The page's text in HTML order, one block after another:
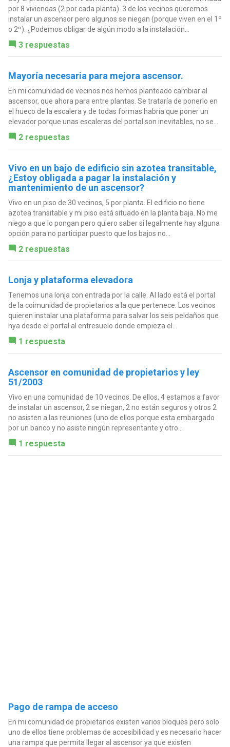
por 8 viviendas (2 por cada planta). 3 de los vecinos queremos
instalar un ascensor pero algunos se niegan (porque viven en el 1º
o 2º). ¿Podemos obligar de algún modo a la instalación...
3 respuestas
Mayoría necesaria para mejora ascensor.
En mi comunidad de vecinos nos hemos planteado cambiar al
ascensor, que ahora para entre plantas. Se trataría de ponerlo en
el hueco de la escalera y de todas formas habría que poner un
elevador porque unas escaleras del portal son inevitables, no se...
2 respuestas
Vivo en un bajo de edificio sin azotea transitable,
¿Estoy obligada a pagar la instalación y
mantenimiento de un ascensor?
Vivo en un piso de 30 vecinos, 5 por planta. El edificio no tiene
azotea transitable y mi piso está situado en la planta baja. No me
niego a que lo pongan pero quiero saber si legalmente hay alguna
opción para no participar puesto que los bajos no...
2 respuestas
Lonja y plataforma elevadora
Tenemos una lonja con entrada por la calle. Al lado está el portal
de la coimunidad de propietarios a la que pertenece. Los vecinos
quieren instalar una plataforma para salvar los seis peldaños que
hya desde el portal al entresuelo donde empieza el...
1 respuesta
Ascensor en comunidad de propietarios y ley
51/2003
Vivo en una comunidad de 10 vecinos. De ellos, 4 estamos a favor
de instalar un ascensor, 2 se niegan, 2 no están seguros y otros 2
no asisten a las reuniones (uno de ellos porque esta embargado
por un banco y no asiste ningún representante y otro...
1 respuesta
Pago de rampa de acceso
En mi comunidad de propietarios existen varios bloques pero solo
uno de ellos tiene problemas de accesibilidad y es necesario hacer
una rampa que permita llegar al ascensor ya que existen